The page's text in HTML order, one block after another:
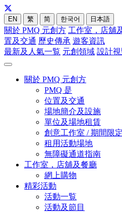
EN 繁 简 한국어 日本語
關於 PMQ 元創方 工作室，店舖
置及交通 歷史傳承 遊客資訊
最新及人氣一覧 元創領域 設計
關於 PMQ 元創方
PMQ 是
位置及交通
場地簡介及設施
單位及場地租賃
創意工作室 / 期間限
租用活動場地
無障礙通道指南
工作室，店舖及餐廳
網上購物
精彩活動
活動一覧
活動及節目